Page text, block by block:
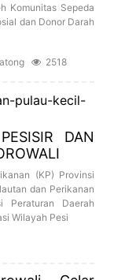
Komunitas Sepeda
dan Donor Darah
2518
DAN
(KP) Provinsi
dan Perikanan
Peraturan Daerah
Wilayah Pesi